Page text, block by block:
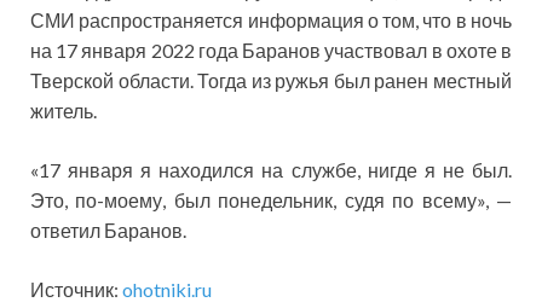
СМИ распространяется информация о том, что в ночь
на 17 января 2022 года Баранов участвовал в охоте в
Тверской области. Тогда из ружья был ранен местный
житель.
«17 января я находился на службе, нигде я не был.
Это, по-моему, был понедельник, судя по всему», —
ответил Баранов.
Источник: ohotniki.ru